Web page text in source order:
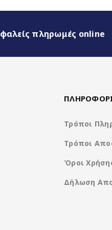
πληρωμές online
Τρόποι
Τρόποι
Όροι
Δήλωση